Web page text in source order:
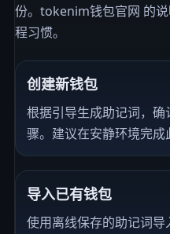
份。tokenim钱包官网 的说
程习惯。
创建新钱包
根据引导生成助记词，
骤。建议在安静环境完成
导入已有钱包
使用离线保存的助记词